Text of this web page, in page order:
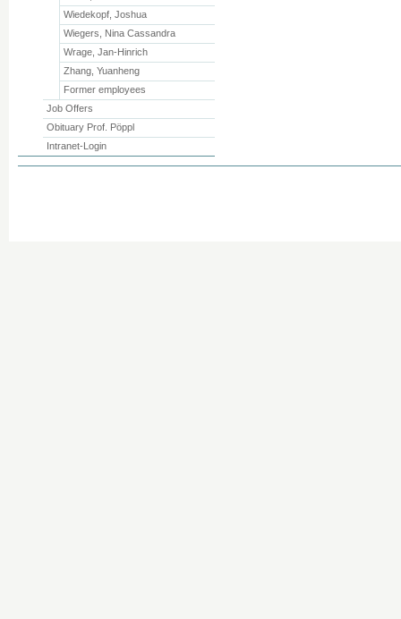
Wiedekopf, Joshua
Wiegers, Nina Cassandra
Wrage, Jan-Hinrich
Zhang, Yuanheng
Former employees
Job Offers
Obituary Prof. Pöppl
Intranet-Login